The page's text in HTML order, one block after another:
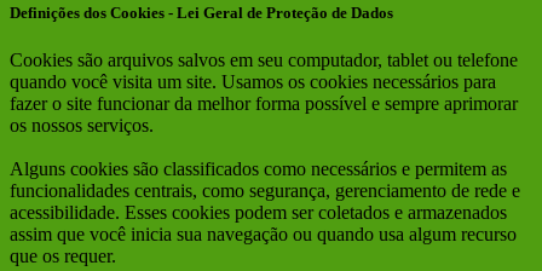
Definições dos Cookies - Lei Geral de Proteção de Dados
Cookies são arquivos salvos em seu computador, tablet ou telefone
quando você visita um site. Usamos os cookies necessários para
fazer o site funcionar da melhor forma possível e sempre aprimorar
os nossos serviços.
Alguns cookies são classificados como necessários e permitem as
funcionalidades centrais, como segurança, gerenciamento de rede e
acessibilidade. Esses cookies podem ser coletados e armazenados
assim que você inicia sua navegação ou quando usa algum recurso
que os requer.